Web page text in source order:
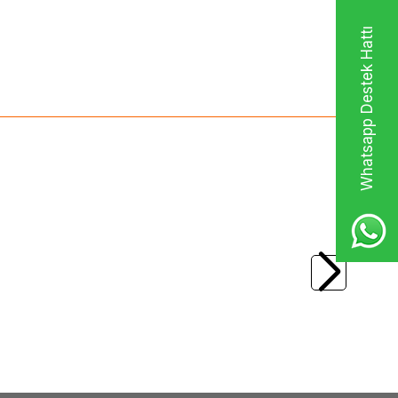
Whatsapp Destek Hattı
Printpen Xerox Phaser 3117 -